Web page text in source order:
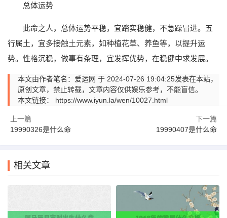
总体运势
此命之人，总体运势平稳，宜踏实稳健，不急躁冒进。五
行属土，宜多接触土元素，如种植花草、养鱼等，以提升运
势。性格沉稳，做事有条理，宜发挥优势，在稳健中求发展。
本文由作者笔名：爱运网 于 2024-07-26 19:04:25发表在本站，
原创文章，禁止转载，文章内容仅供娱乐参考，不能盲信。
本文链接： https://www.iyun.la/wen/10027.html
上一篇
19990326是什么命
下一篇
19990407是什么命
相关文章